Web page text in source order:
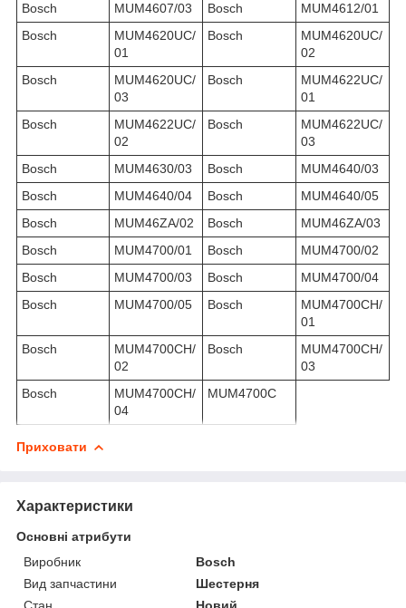
Bosch
MUM4607/03 Bosch
MUM4612/01
Bosch
MUM4620UC/
01
Bosch
MUM4620UC/
02
Bosch
MUM4620UC/
03
Bosch
MUM4622UC/
01
Bosch
MUM4622UC/
02
Bosch
MUM4622UC/
03
Bosch
MUM4630/03 Bosch
MUM4640/03
Bosch
MUM4640/04 Bosch
MUM4640/05
Bosch
MUM46ZA/02 Bosch
MUM46ZA/03
Bosch
MUM4700/01 Bosch
MUM4700/02
Bosch
MUM4700/03 Bosch
MUM4700/04
Bosch
MUM4700/05 Bosch
MUM4700CH/
01
Bosch
MUM4700CH/
02
Bosch
MUM4700CH/
03
Bosch
MUM4700CH/
04
MUM4700C
Приховати
Характеристики
Основні атрибути
Виробник
Bosch
Вид запчастини
Шестерня
Стан
Новий